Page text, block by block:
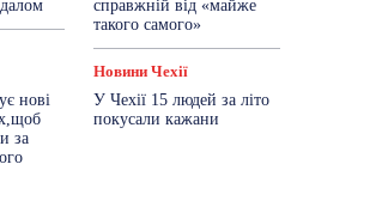
справжній від «майже
такого самого»
нові
за
Новини Чехії
У Чехії 15 людей за літо
покусали кажани